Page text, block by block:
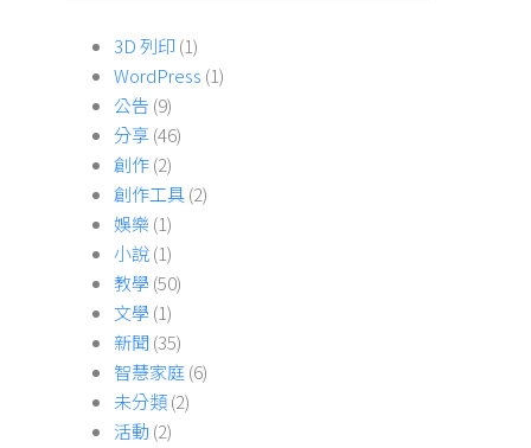
3D 列印 (1)
WordPress (1)
公告 (9)
分享(46)
創作(2)
創作工具(2)
娛樂 (1)
小說(1)
教學(50)
文學(1)
新聞 (35)
智慧家庭(6)
未分類(2)
活動 (2)